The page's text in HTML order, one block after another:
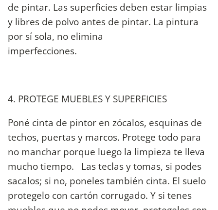
de pintar. Las superficies deben estar limpias
y libres de polvo antes de pintar. La pintura
por sí sola, no elimina
4. PROTEGE MUEBLES Y SUPERFICIES
Poné cinta de pintor en zócalos, esquinas de
techos, puertas y marcos. Protege todo para
no manchar porque luego la limpieza te lleva
mucho tiempo. Las teclas y tomas, si podes
sacalos; si no, poneles también cinta. El suelo
protegelo con cartón corrugado. Y si tenes